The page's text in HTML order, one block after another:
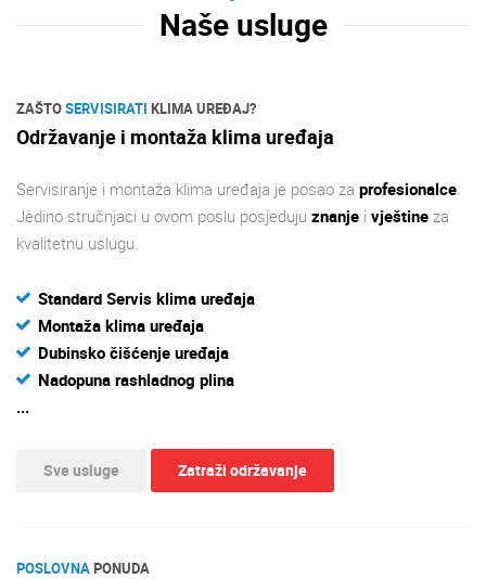
Naše usluge
ZAŠTOSERVISIRATI KLIMA UREĐAJ?
Održavanje i montaža klima uređaja
Servisiranje i montaža klima uređaja je posao za profesionalce
Jedino stručnjaci u ovom poslu posjeduju znanje i vještine za
kvalitetnu uslugu.
Standard Servis klima uređaja
Montaža klima uređaja
Dubinsko čišćenje uređaja
Nadopuna rashladnog plina
...
Sve usluge Zatraži održavanje
POSLOVNAPONUDA